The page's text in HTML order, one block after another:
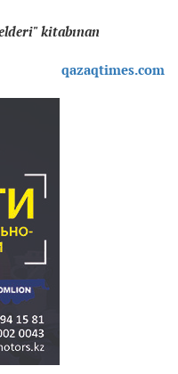
kitabınan
qazaqtimes.com